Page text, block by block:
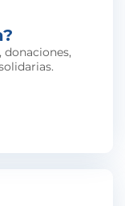
donaciones,